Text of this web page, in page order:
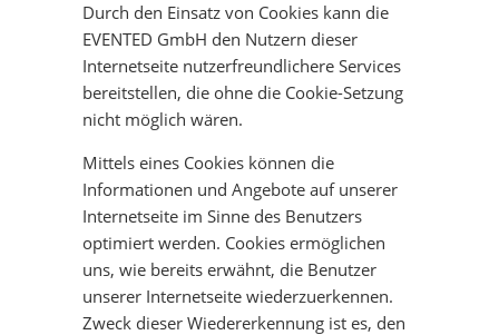
Durch den Einsatz von Cookies kann die
EVENTED GmbH den Nutzern dieser
Internetseite nutzerfreundlichere Services
bereitstellen, die ohne die Cookie-Setzung
nicht möglich wären.
Mittels eines Cookies können die
Informationen und Angebote auf unserer
Internetseite im Sinne des Benutzers
optimiert werden. Cookies ermöglichen
uns, wie bereits erwähnt, die Benutzer
unserer Internetseite wiederzuerkennen.
Zweck dieser Wiedererkennung ist es, den